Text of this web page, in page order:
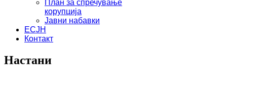
План за спречување
корупција
Јавни набавки
ЕСЈН
Контакт
Настани